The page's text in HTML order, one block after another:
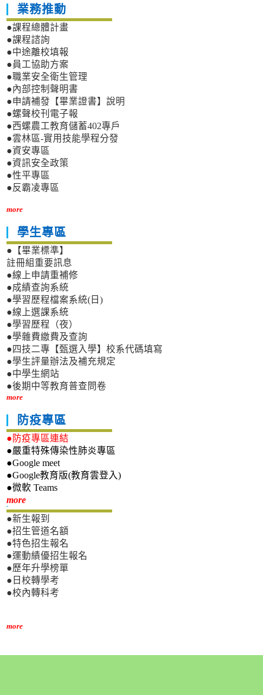
業務推動
●課程總體計畫
●課程諮詢
●中途離校填報
●員工協助方案
●職業安全衛生管理
●內部控制聲明書
●申請補發【畢業證書】說明
●螺聲校刊電子報
●西螺農工教育儲蓄402專戶
●雲林區-實用技能學程分發
●資安專區
●資訊安全政策
●性平專區
●反霸凌專區
more
學生專區
●【畢業標準】
註冊組重要訊息
●線上申請重補修
●成績查詢系統
●學習歷程檔案系統(日)
●線上選課系統
●學習歷程（夜）
●學雜費繳費及查詢
●四技二專【甄選入學】校系代碼填寫
●學生評量辦法及補充規定
●中學生網站
●後期中等教育普查問卷
more
防疫專區
●防疫專區連結
●嚴重特殊傳染性肺炎專區
●Google meet
●Google教育版(教育雲登入)
●微軟 Teams
more新生專區
●新生報到
●招生管道名額
●特色招生報名
●運動績優招生報名
●歷年升學榜單
●日校轉學考
●校內轉科考
more